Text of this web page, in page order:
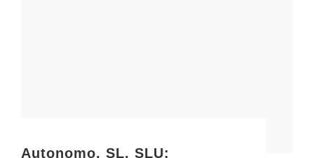
Autonomo, SL, SLU: